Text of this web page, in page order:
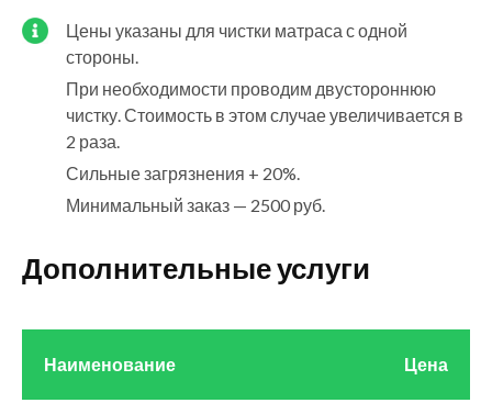
Цены указаны для чистки матраса с одной
стороны.
При необходимости проводим двустороннюю
чистку. Стоимость в этом случае увеличивается в
2 раза.
Сильные загрязнения + 20%.
Минимальный заказ — 2500 руб.
Дополнительные услуги
Наименование Цена